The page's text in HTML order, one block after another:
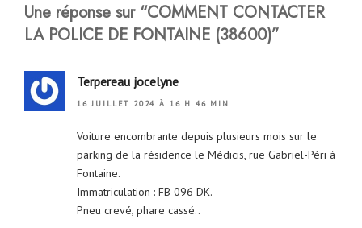
Une réponse sur “COMMENT CONTACTER
LA POLICE DE FONTAINE (38600)”
Terpereau jocelyne
16 JUILLET 2024 À 16 H 46 MIN
Voiture encombrante depuis plusieurs mois sur le
parking de la résidence le Médicis, rue Gabriel-Péri à
Fontaine.
Immatriculation : FB 096 DK.
Pneu crevé, phare cassé..